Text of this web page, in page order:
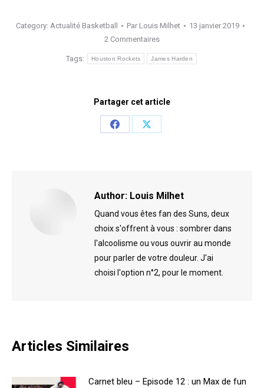
Category: Actualité Basketball Par Louis Milhet
13 janvier 2019
2 Commentaires
Tags: Houston Rockets James Harden
Partager cet article
Share
Share
Author: Louis Milhet
Quand vous êtes fan des Suns, deux
choix s'offrent à vous : sombrer dans
l'alcoolisme ou vous ouvrir au monde
pour parler de votre douleur. J'ai
choisi l'option n°2, pour le moment.
Articles Similaires
Carnet bleu – Episode 12 : un Max de fun